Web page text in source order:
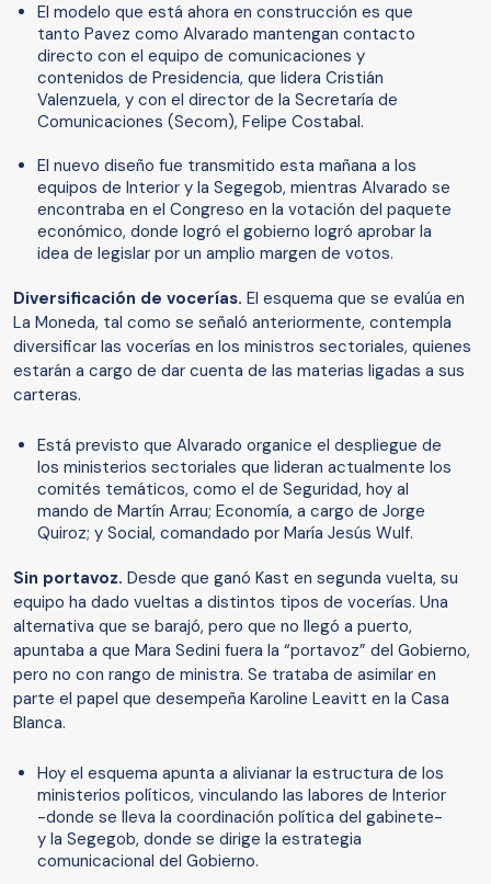
El modelo que está ahora en construcción es que
tanto Pavez como Alvarado mantengan contacto
directo con el equipo de comunicaciones y
contenidos de Presidencia, que lidera Cristián
Valenzuela, y con el director de la Secretaría de
Comunicaciones (Secom), Felipe Costabal.
El nuevo diseño fue transmitido esta mañana a los
equipos de Interior y la Segegob, mientras Alvarado se
encontraba en el Congreso en la votación del paquete
económico, donde logró el gobierno logró aprobar la
idea de legislar por un amplio margen de votos.
Diversificación de vocerías. El esquema que se evalúa en
La Moneda, tal como se señaló anteriormente, contempla
diversificar las vocerías en los ministros sectoriales, quienes
estarán a cargo de dar cuenta de las materias ligadas a sus
carteras.
Está previsto que Alvarado organice el despliegue de
los ministerios sectoriales que lideran actualmente los
comités temáticos, como el de Seguridad, hoy al
mando de Martín Arrau; Economía, a cargo de Jorge
Quiroz; y Social, comandado por María Jesús Wulf.
Sin portavoz. Desde que ganó Kast en segunda vuelta, su
equipo ha dado vueltas a distintos tipos de vocerías. Una
alternativa que se barajó, pero que no llegó a puerto,
apuntaba a que Mara Sedini fuera la “portavoz” del Gobierno,
pero no con rango de ministra. Se trataba de asimilar en
parte el papel que desempeña Karoline Leavitt en la Casa
Blanca.
Hoy el esquema apunta a alivianar la estructura de los
ministerios políticos, vinculando las labores de Interior
-donde se lleva la coordinación política del gabinete-
y la Segegob, donde se dirige la estrategia
comunicacional del Gobierno.